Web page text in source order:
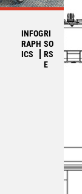
INFOG
RAPH
ICS
RI
SO
RS
E